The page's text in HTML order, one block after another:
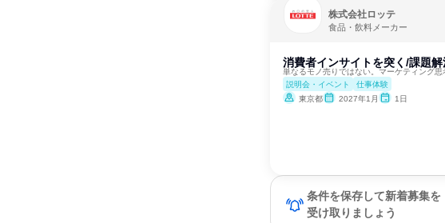
株式会社ロッテ
食品・飲料メーカー
消費者インサイトを突く/課題
単なるモノ売りではない。マーケティング
説明会・イベント
仕事体験
東京都
2027年1月 1日
条件を保存して新着募集を
受け取りましょう